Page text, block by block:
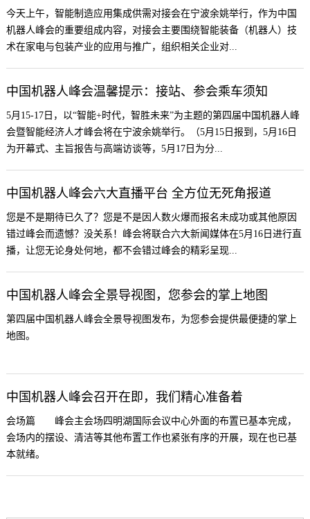
今天上午，智能制造应用集成供需对接会在宁波余姚举行，作为中国
机器人峰会的重要组成内容，对接会主要围绕智能装备（机器人）技
术在家电与包装产业的应用与推广，组织相关企业对...
中国机器人峰会温馨提示：接站、参会乘车须知
5月15-17日，以“智能+时代，智胜未来”为主题的第四届中国机器人峰
会暨智能经济人才峰会将在宁波余姚举行。（5月15日报到，5月16日
为开幕式、主旨报告与高端访谈等，5月17日为分...
中国机器人峰会六大直播平台 全方位无死角报道
您是不是期待已久了？您是不是因人数火爆而报名未成功或其他原因
错过峰会而遗憾？没关系！峰会将联合六大新闻媒体在5月16日进行直
播，让您无论身处何地，都不会错过峰会的精彩呈现...
中国机器人峰会全景导视图，您参会的掌上地图
第四届中国机器人峰会全景导视图发布，为您参会提供最便捷的掌上
地图。
中国机器人峰会召开在即，我们精心准备着
会场篇 峰会主会场四明湖国际会议中心外面的布置已基本完成，
会场内的摆设、清洁等其他布置工作也紧张有序的开展，现在也已基
本就绪。